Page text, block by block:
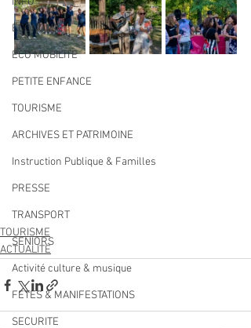
ECONOMIE
ECO MOBILITE
PETITE ENFANCE
TOURISME
ARCHIVES ET PATRIMOINE
Instruction Publique & Familles
PRESSE
TRANSPORT
SENIORS
Activité culture & musique
FETES & MANIFESTATIONS
SECURITE
TOURISME
ACTUALITÉ